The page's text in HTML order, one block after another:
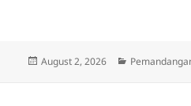
Posted
August 2, 2026 Categories